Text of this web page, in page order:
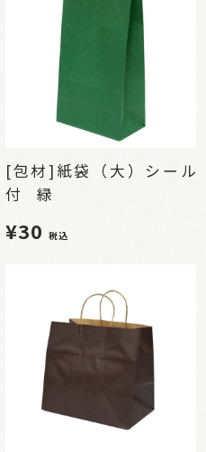
[包材]紙袋（大）シール
付 緑
¥30税込